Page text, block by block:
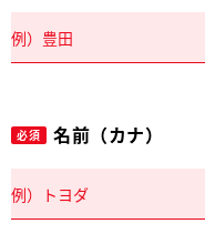
必須 名前（カナ）